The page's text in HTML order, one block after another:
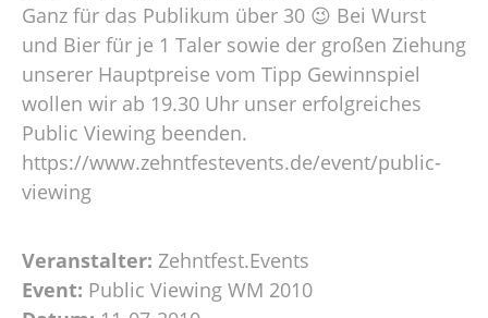
Ganz für das Publikum über 30 😉 Bei Wurst
und Bier für je 1 Taler sowie der großen Ziehung
unserer Hauptpreise vom Tipp Gewinnspiel
wollen wir ab 19.30 Uhr unser erfolgreiches
Public Viewing beenden.
https://www.zehntfestevents.de/event/public-
viewing
Veranstalter: Zehntfest.Events
Event: Public Viewing WM 2010